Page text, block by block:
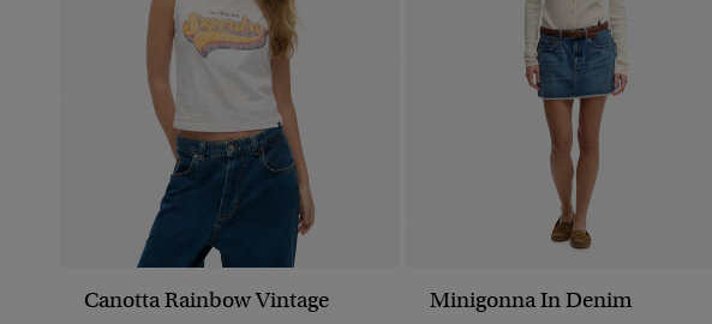
Canotta Rainbow Vintage Minigonna In Denim